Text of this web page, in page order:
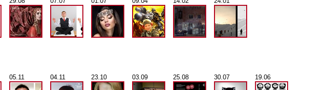
05.11 04.11 23.10 03.09 25.08 30.07 19.06